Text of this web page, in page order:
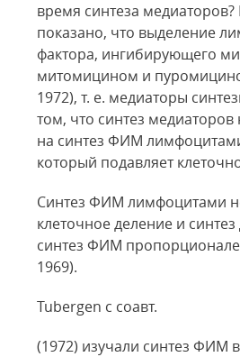
время синтеза
показано, что выделение
фактора, ингибирующего
митомицином и
1972), т. е. медиаторы
том, что синтез медиаторов
на синтез ФИМ
который подавляет
Синтез ФИМ лимфоцитами
клеточное деление и
синтез ФИМ
1969).
Tubergen с соавт.
(1972) изучали синтез ФИМ